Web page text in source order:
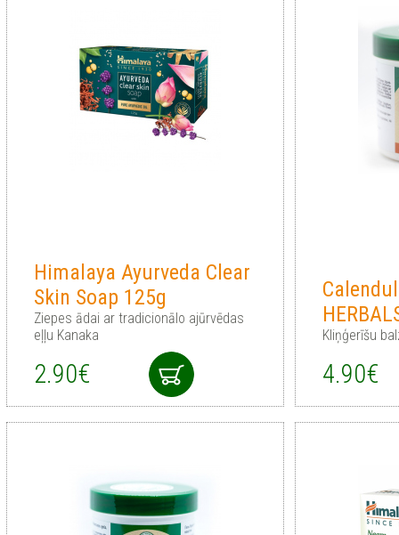
Himalaya Ayurveda Clear
Skin Soap 125g
Ziepes ādai ar tradicionālo ajūrvēdas
eļļu Kanaka
2.90€
Kliņģerīšu
4.90€